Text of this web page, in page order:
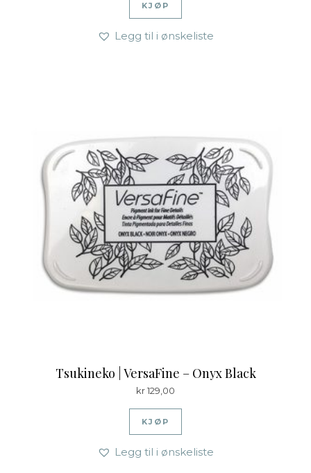
KJØP
Legg til i ønskeliste
Tsukineko | VersaFine – Onyx Black
kr129,00
KJØP
Legg til i ønskeliste